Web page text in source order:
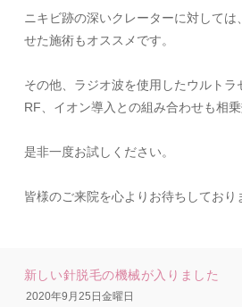
ニキビ跡の深いクレーターに対して
せた施術もオススメです。
その他、ラジオ波を使用したウルトラ
RF、イオン導入との組み合わせも相
是非一度お試しください。
皆様のご来院を心よりお待ちしており
新しい針脱毛の機械が入りました
2020年9月25日金曜日